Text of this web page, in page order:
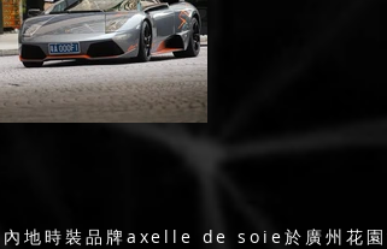
內地時裝品牌axelle de soie於廣州花園